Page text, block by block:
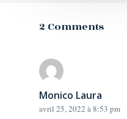
2 Comments
Monico Laura
avril 25, 2022 à 8:53 pm